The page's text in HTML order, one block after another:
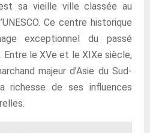
sa vieille ville classée au
Ce centre historique
exceptionnel du passé
Entre le XVe et le XIXe siècle,
majeur d’Asie du Sud-
richesse de ses influences